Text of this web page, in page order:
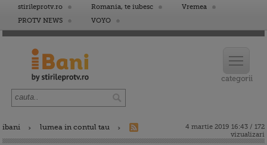
stirileprotv.ro Romania, te iubesc
Vremea
PROTV NEWS
VOYO
ibani lumea in contul tau
4 martie 2019 16:43 / 172
vizualizari